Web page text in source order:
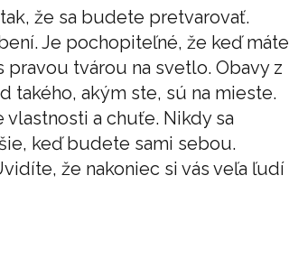
že sa budete pretvarovať.
Je pochopiteľné, že keď máte
tvárou na svetlo. Obavy z
takého, akým ste, sú na mieste.
a chuťe. Nikdy sa
keď budete sami sebou.
že nakoniec si vás veľa ľudí